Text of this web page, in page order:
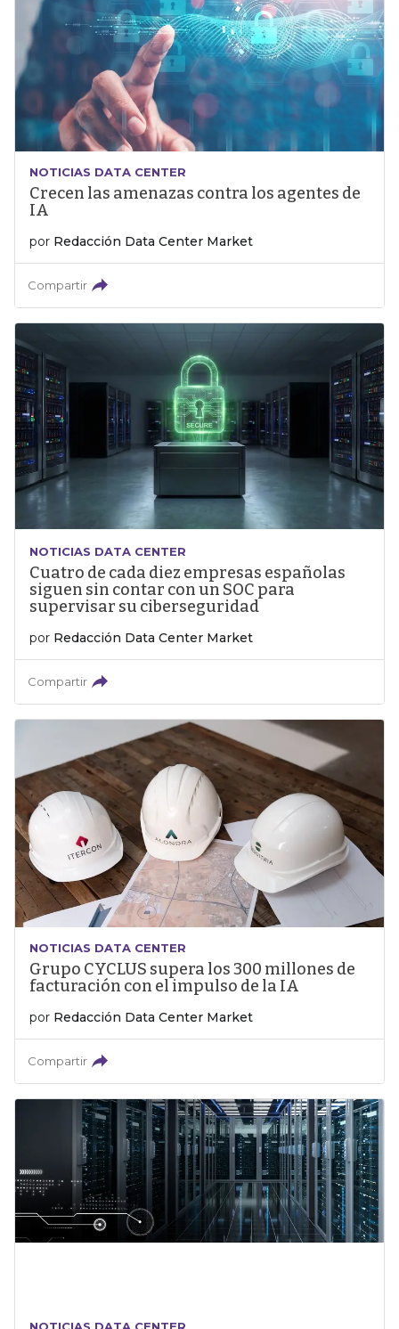
NOTICIAS DATA CENTER
Crecen las amenazas contra los agentes de
IA
por Redacción Data Center Market
Compartir
NOTICIAS DATA CENTER
Cuatro de cada diez empresas españolas
siguen sin contar con un SOC para
supervisar su ciberseguridad
por Redacción Data Center Market
Compartir
NOTICIAS DATA CENTER
Grupo CYCLUS supera los 300 millones de
facturación con el impulso de la IA
por Redacción Data Center Market
Compartir